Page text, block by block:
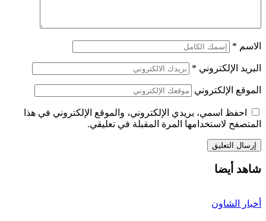
الاسم *
البريد الإلكتروني *
الموقع الإلكتروني
احفظ اسمي، بريدي الإلكتروني، والموقع الإلكتروني في هذا
المتصفح لاستخدامها المرة المقبلة في تعليقي.
شاهد أيضا
أخبار الشاون